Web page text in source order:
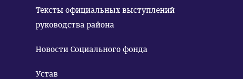
Тексты официальных выступлений
руководства района
Новости Социального фонда
Устав